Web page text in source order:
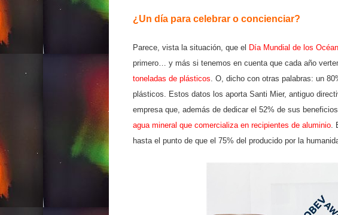
¿Un día para celebrar o concienciar?
Parece, vista la situación, que el Día Mundial de los
primero… y más si tenemos en cuenta que cada año
toneladas de plásticos. O, dicho con otras palabras: un
plásticos. Estos datos los aporta Santi Mier, antiguo
empresa que, además de dedicar el 52% de sus
agua mineral que comercializa en recipientes de aluminio.
hasta el punto de que el 75% del producido por la